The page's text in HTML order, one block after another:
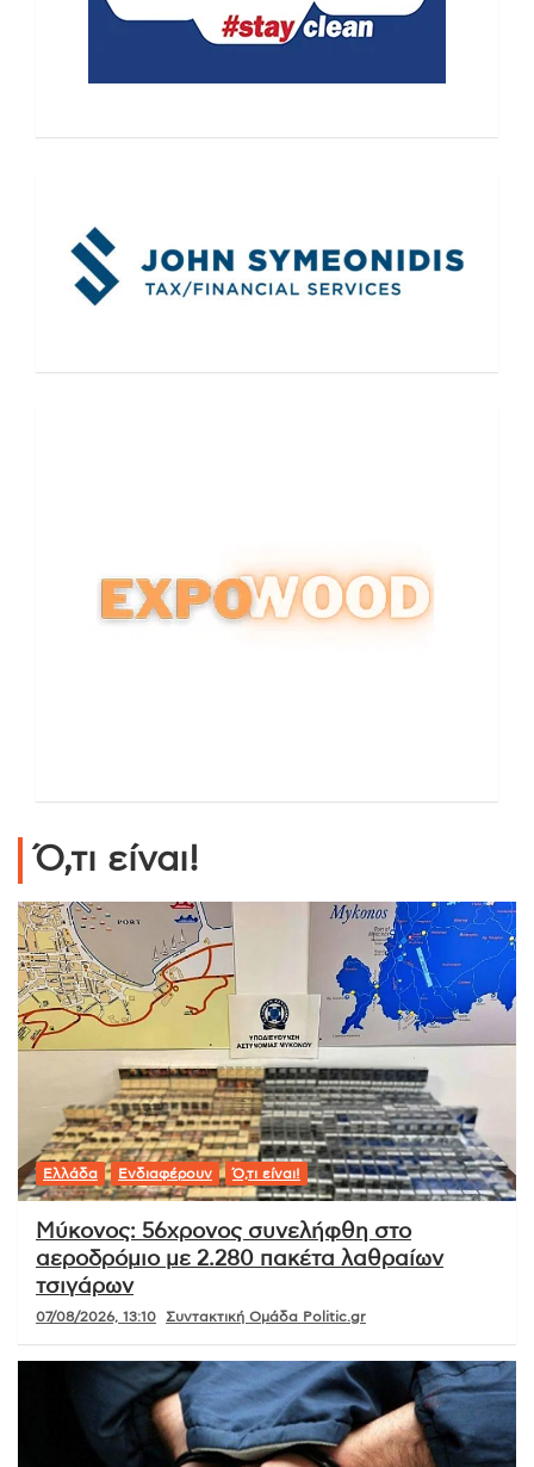
Ό,τι είναι!
Ελλάδα Ενδιαφέρουν Ό,τι είναι!
Μύκονος: 56χρονος συνελήφθη στο
αεροδρόμιο με 2.280 πακέτα λαθραίων
τσιγάρων
07/08/2026, 13:10 Συντακτική Ομάδα Politic.gr